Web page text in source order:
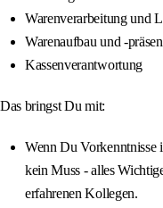
Warenverarbeitung und
Warenaufbau und -
Kassenverantwortung
Das bringst Du mit:
Wenn Du Vorkenntnisse
kein Muss - alles
erfahrenen Kollegen.